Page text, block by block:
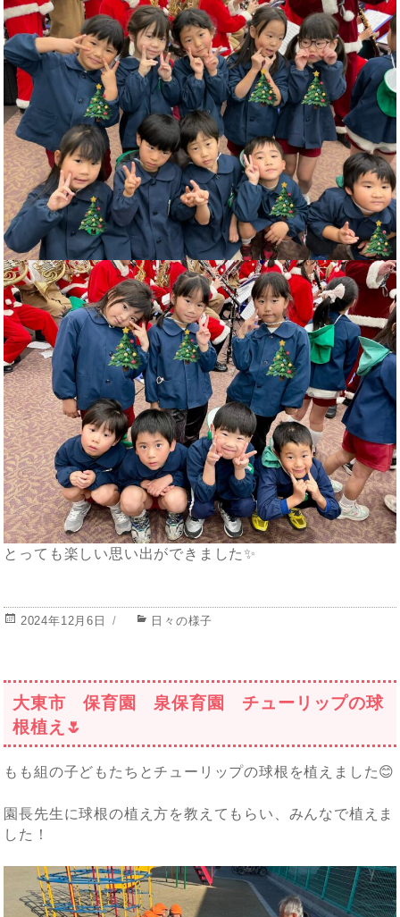
とっても楽しい思い出ができました✨
投
2024年12月6日
カ
ー
日々の様子
大東市 保育園 泉保育園 チューリップの球
根植え🌷
もも組の子どもたちとチューリップの球根を植えました😊
園長先生に球根の植え方を教えてもらい、みんなで植えま
した！